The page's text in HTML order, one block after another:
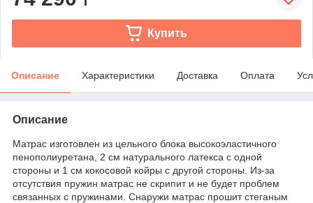
Купить
Описание Характеристики Доставка Оплата
Описание
Матрас изготовлен из цельного блока высокоэластичного
пенополиуретана, 2 см натурального латекса с одной
стороны и 1 см кокосовой койры с другой стороны. Из-за
отсутствия пружин матрас не скрипит и не будет проблем
связанных с пружинами. Снаружи матрас прошит стеганым